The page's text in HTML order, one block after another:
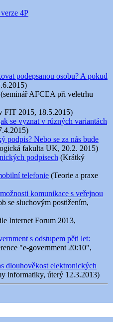
4P
podepsanou osobu? A pokud
(seminář AFCEA při veletrhu
FIT 2015, 18.5.2015)
se vyznat v různých variantách
podpis? Nebo se za nás bude
fakulta UK, 20.2. 2015)
podpisech (Krátký
telefonie (Teorie a praxe
komunikace s veřejnou
se sluchovým postižením,
Internet Forum 2013,
s odstupem pěti let:
"e-government 20:10",
dlouhověkost elektronických
informatiky, úterý 12.3.2013)